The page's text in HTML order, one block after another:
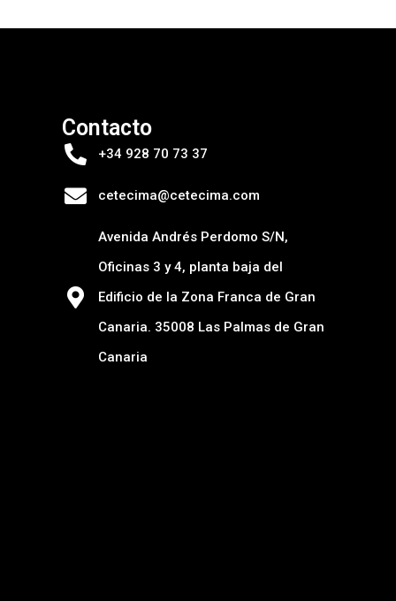
Contacto
+34 928 70 73 37
cetecima@cetecima.com
Avenida Andrés Perdomo S/N,
Oficinas 3 y 4, planta baja del
Edificio de la Zona Franca de Gran
Canaria. 35008 Las Palmas de Gran
Canaria